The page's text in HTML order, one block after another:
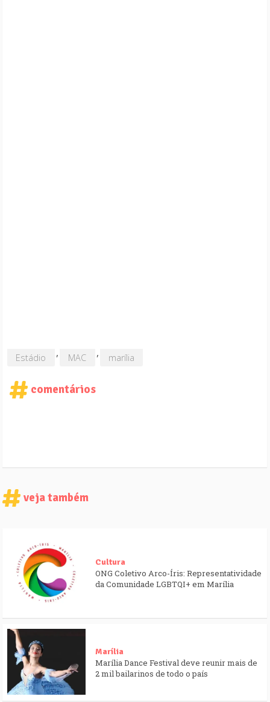
Estádio , MAC , marília
comentários
veja também
Cultura
ONG Coletivo Arco-Íris: Representatividade
da Comunidade LGBTQI+ em Marília
Marília
Marília Dance Festival deve reunir mais de
2 mil bailarinos de todo o país